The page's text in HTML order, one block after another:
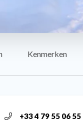
Kenmerken
+33 4 79 55 06 55